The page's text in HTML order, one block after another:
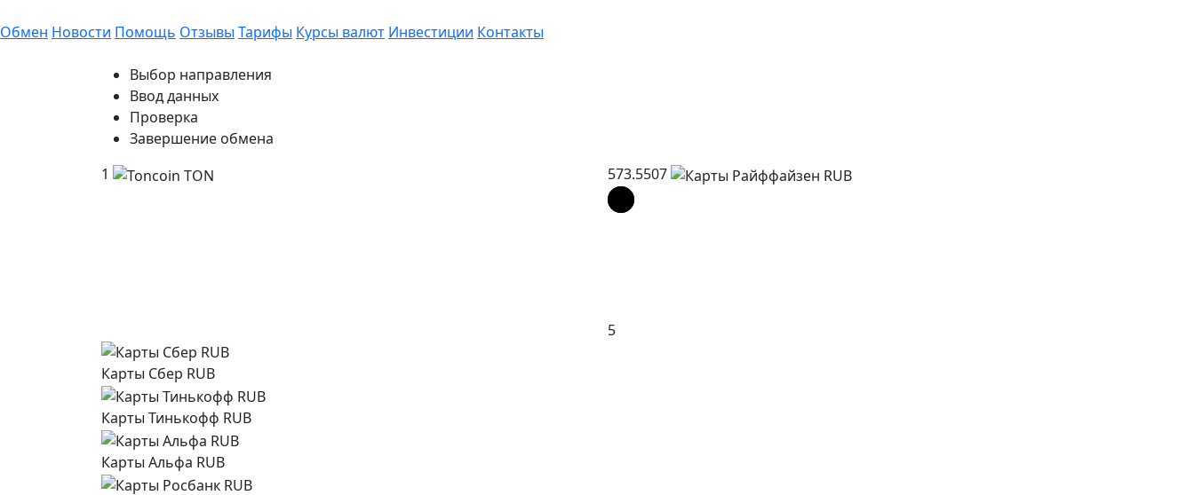
Обмен Новости Помощь Отзывы Тарифы Курсы валют Инвестиции Контакты
Выбор направления
Ввод данных
Проверка
Завершение обмена
1
573.5507
5
Карты Сбер RUB
Карты Тинькофф RUB
Карты Альфа RUB